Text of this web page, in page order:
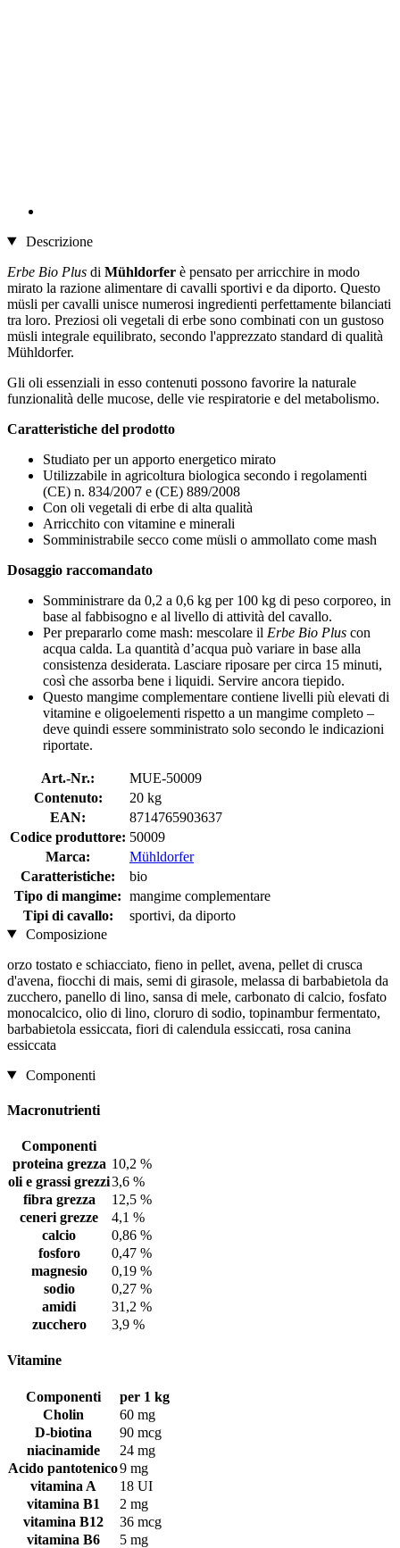
Descrizione
Erbe Bio Plus di Mühldorfer è pensato per arricchire in modo
mirato la razione alimentare di cavalli sportivi e da diporto. Questo
müsli per cavalli unisce numerosi ingredienti perfettamente bilanciati
tra loro. Preziosi oli vegetali di erbe sono combinati con un gustoso
müsli integrale equilibrato, secondo l'apprezzato standard di qualità
Mühldorfer.
Gli oli essenziali in esso contenuti possono favorire la naturale
funzionalità delle mucose, delle vie respiratorie e del metabolismo.
Caratteristiche del prodotto
Studiato per un apporto energetico mirato
Utilizzabile in agricoltura biologica secondo i regolamenti
(CE) n. 834/2007 e (CE) 889/2008
Con oli vegetali di erbe di alta qualità
Arricchito con vitamine e minerali
Somministrabile secco come müsli o ammollato come mash
Dosaggio raccomandato
Somministrare da 0,2 a 0,6 kg per 100 kg di peso corporeo, in
base al fabbisogno e al livello di attività del cavallo.
Per prepararlo come mash: mescolare il Erbe Bio Plus con
acqua calda. La quantità d’acqua può variare in base alla
consistenza desiderata. Lasciare riposare per circa 15 minuti,
così che assorba bene i liquidi. Servire ancora tiepido.
Questo mangime complementare contiene livelli più elevati di
vitamine e oligoelementi rispetto a un mangime completo –
deve quindi essere somministrato solo secondo le indicazioni
riportate.
Art.-Nr.:
MUE-50009
Contenuto:
20 kg
EAN:
8714765903637
Codice produttore: 50009
Marca:
Mühldorfer
Caratteristiche:
bio
Tipo di mangime: mangime complementare
Tipi di cavallo:
sportivi, da diporto
Composizione
orzo tostato e schiacciato, fieno in pellet, avena, pellet di crusca
d'avena, fiocchi di mais, semi di girasole, melassa di barbabietola da
zucchero, panello di lino, sansa di mele, carbonato di calcio, fosfato
monocalcico, olio di lino, cloruro di sodio, topinambur fermentato,
barbabietola essiccata, fiori di calendula essiccati, rosa canina
essiccata
Componenti
Macronutrienti
Componenti
proteina grezza 10,2 %
oli e grassi grezzi3,6 %
fibra grezza
12,5 %
ceneri grezze
4,1 %
calcio
0,86 %
fosforo
0,47 %
magnesio
0,19 %
sodio
0,27 %
amidi
31,2 %
zucchero
3,9 %
Vitamine
Componenti
per 1 kg
Cholin
60 mg
D-biotina
90 mcg
niacinamide
24 mg
Acido pantotenico9 mg
vitamina A
18 UI
vitamina B1
2 mg
vitamina B12
36 mcg
vitamina B6
5 mg